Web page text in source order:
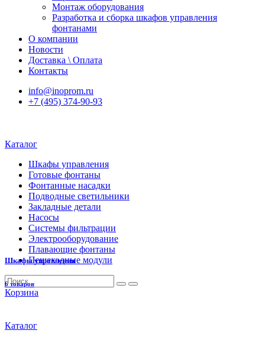
Монтаж оборудования
Разработка и сборка шкафов управления
фонтанами
О компании
Новости
Доставка \ Оплата
Контакты
info@inoprom.ru
+7 (495) 374-90-93
Каталог
Шкафы управления
Готовые фонтаны
Фонтанные насадки
Подводные светильники
Закладные детали
Насосы
Системы фильтрации
Электрооборудование
Плавающие фонтаны
Пешеходные модули
Корзина
Каталог
Шкафы управления
6 товаров